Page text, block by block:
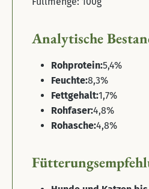
Analytische
Rohprotein:5,4%
Feuchte:8,3%
Fettgehalt:1,7%
Rohfaser:4,8%
Rohasche:4,8%